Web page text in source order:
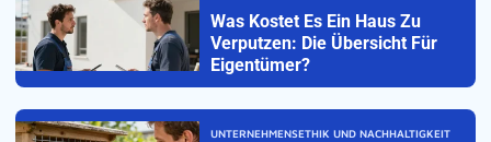
Was Kostet Es Ein Haus Zu
Verputzen: Die Übersicht Für
Eigentümer?
UNTERNEHMENSETHIK UND NACHHALTIGKEIT